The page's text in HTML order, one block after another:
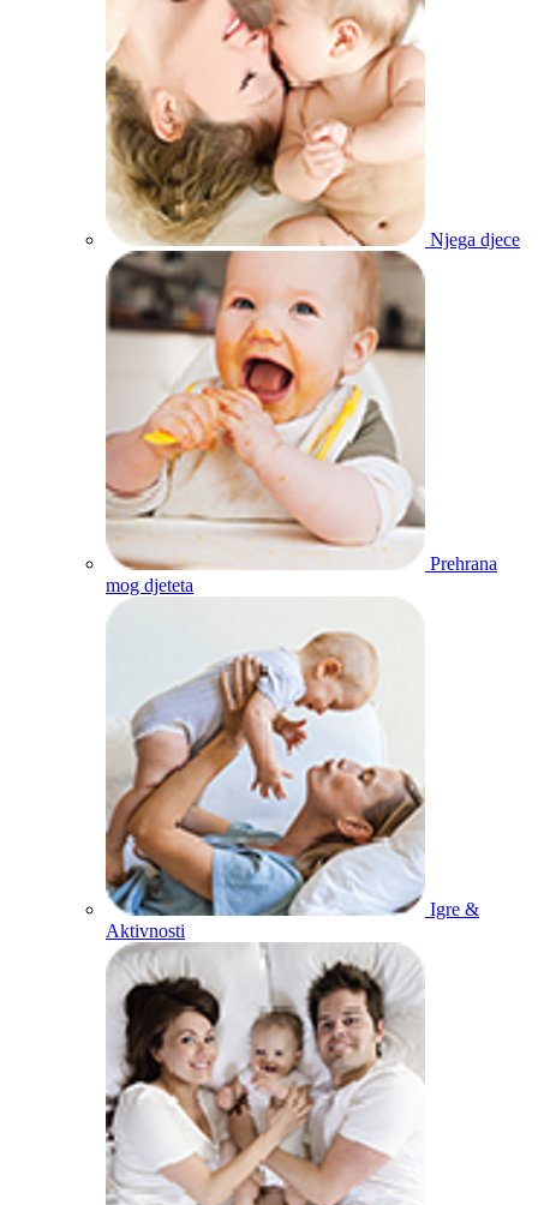
Njega djece
Prehrana
mog djeteta
Igre &
Aktivnosti